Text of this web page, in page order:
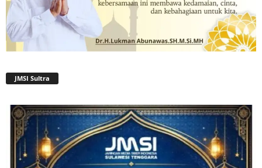
JMSI Sultra